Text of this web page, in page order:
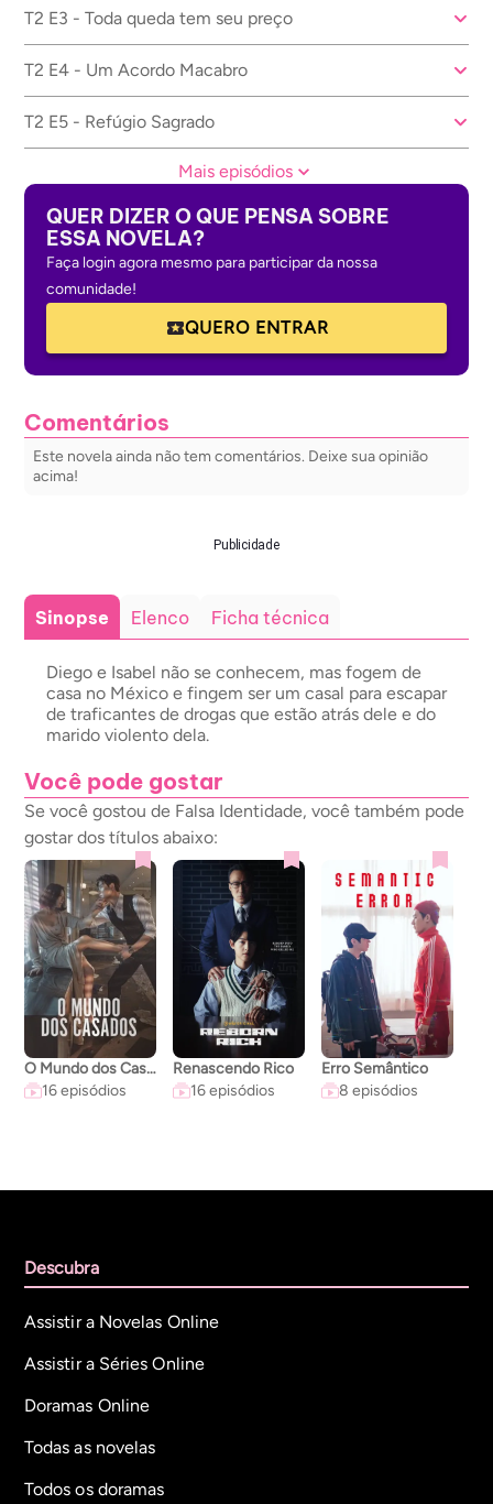
T2 E3 - Toda queda tem seu preço
T2 E4 - Um Acordo Macabro
T2 E5 - Refúgio Sagrado
Mais episódios
QUER DIZER O QUE PENSA SOBRE
ESSA NOVELA?
Faça login agora mesmo para participar da nossa
comunidade!
QUERO ENTRAR
Comentários
Este novela ainda não tem comentários. Deixe sua opinião
acima!
Publicidade
Sinopse Elenco Ficha técnica
Diego e Isabel não se conhecem, mas fogem de
casa no México e fingem ser um casal para escapar
de traficantes de drogas que estão atrás dele e do
marido violento dela.
Você pode gostar
Se você gostou de Falsa Identidade, você também pode
gostar dos títulos abaixo:
O Mundo dos Casados
16 episódios
Renascendo Rico
16 episódios
Erro Semântico
8 episódios
Descubra
Assistir a Novelas Online
Assistir a Séries Online
Doramas Online
Todas as novelas
Todos os doramas